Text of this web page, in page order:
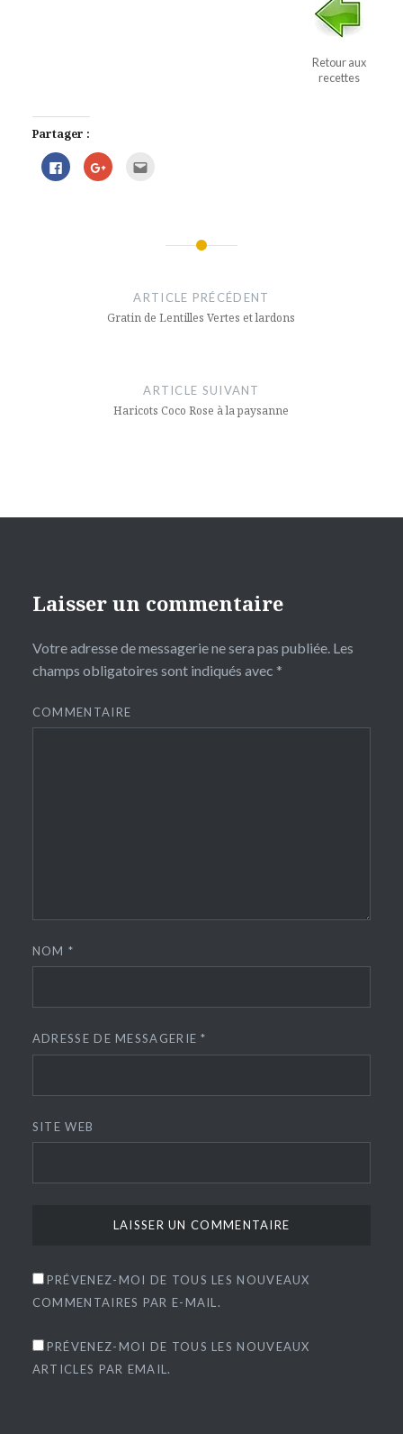
Retour aux
recettes
Partager :
Cliquez
pour
partager
Cliquez
pour
ami(ouvre
fenêtre)
ARTICLE PRÉCÉDENT
Gratin de Lentilles Vertes et lardons
ARTICLE SUIVANT
Haricots Coco Rose à la paysanne
Laisser un commentaire
Votre adresse de messagerie ne sera pas publiée. Les
champs obligatoires sont indiqués avec *
COMMENTAIRE
NOM*
ADRESSE DE MESSAGERIE*
SITE WEB
PRÉVENEZ-MOI DE TOUS LES NOUVEAUX
COMMENTAIRES PAR E-MAIL.
PRÉVENEZ-MOI DE TOUS LES NOUVEAUX
ARTICLES PAR EMAIL.